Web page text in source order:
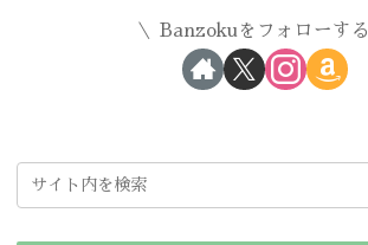
Banzokuをフォローする